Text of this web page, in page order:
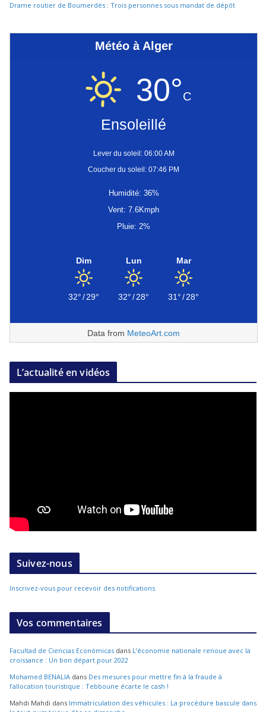
Drame routier de Boumerdès : Trois personnes sous mandat de dépôt
Météo à Alger
30°C
Ensoleillé
Lever du soleil: 06:00 AM
Coucher du soleil: 07:46 PM
Humidité: 36%
Vent: 7.6Kmph
Pluie: 2%
Dim
32°/29°
Lun
32°/28°
Mar
31°/28°
Data from MeteoArt.com
L’actualité en vidéos
Suivez-nous
Inscrivez-vous pour recevoir des notifications
Vos commentaires
Facultad de Ciencias Económicas dans L’économie nationale renoue avec la
croissance : Un bon départ pour 2022
Mohamed BENALIA dans Des mesures pour mettre fin à la fraude à
l’allocation touristique : Tebboune écarte le cash !
Mahdi Mahdi dans Immatriculation des véhicules : La procédure bascule dans